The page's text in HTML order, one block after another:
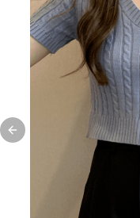
Previous slide